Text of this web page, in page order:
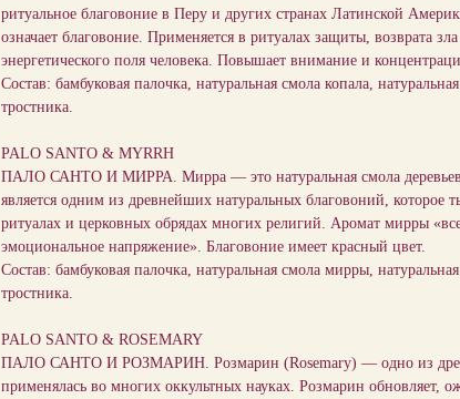
ритуальное благовоние в Перу и других странах Латинской
означает благовоние. Применяется в ритуалах защиты, возврата
энергетического поля человека. Повышает внимание и
Состав: бамбуковая палочка, натуральная смола копала,
тростника.
PALO SANTO & MYRRH
ПАЛО САНТО И МИРРА. Мирра — это натуральная смола деревьев
является одним из древнейших натуральных благовоний, которое
ритуалах и церковных обрядах многих религий. Аромат мирры
эмоциональное напряжение». Благовоние имеет красный цвет.
Состав: бамбуковая палочка, натуральная смола мирры,
тростника.
PALO SANTO & ROSEMARY
ПАЛО САНТО И РОЗМАРИН. Розмарин (Rosemary) — одно из
применялась во многих оккультных науках. Розмарин обновляет,